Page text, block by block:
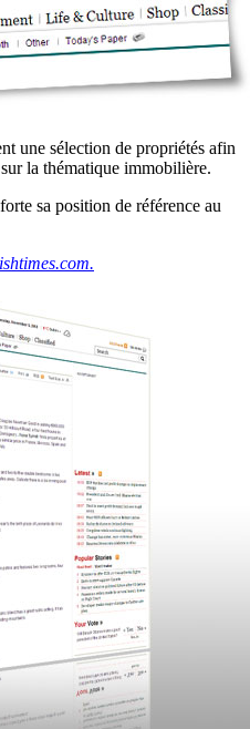
une sélection de propriétés afin
la thématique immobilière.
sa position de référence au